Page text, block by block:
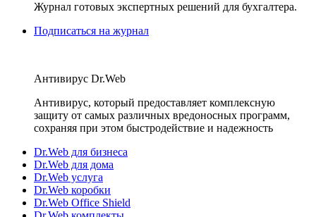
Журнал готовых экспертных решений для бухгалтера.
Подписаться на журнал
Антивирус Dr.Web
Антивирус, который предоставляет комплексную
защиту от самых различных вредоносных программ,
сохраняя при этом быстродействие и надежность
Dr.Web для бизнеса
Dr.Web для дома
Dr.Web услуга
Dr.Web коробки
Dr.Web Office Shield